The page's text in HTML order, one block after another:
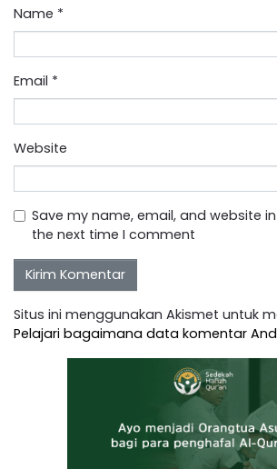
Name *
Email *
Website
Save my name, email, and website
the next time I comment
Situs ini menggunakan Akismet untuk
Pelajari bagaimana data komentar